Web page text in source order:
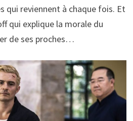
qui reviennent à chaque fois. Et
qui explique la morale du
de ses proches…